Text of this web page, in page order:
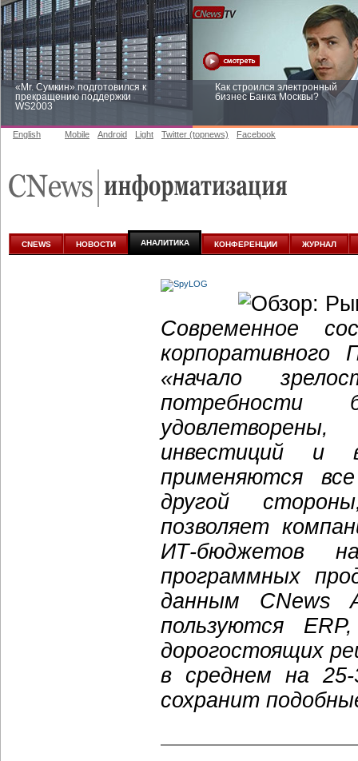
«Mr. Сумкин» подготовился к
прекращению поддержки
WS2003
Как строился электронный
бизнес Банка Москвы?
аналитике
English Mobile Android Light Twitter (topnews) Facebook
CNEWS НОВОСТИ АНАЛИТИКА КОНФЕРЕНЦИИ ЖУРНАЛ
Современное
корпоративного
«начало
потребности
инвестиций и
применяются
другой
позволяет
ИТ-бюджетов
программных
данным CNews
пользуются
дорогостоящих
в среднем на
сохранит